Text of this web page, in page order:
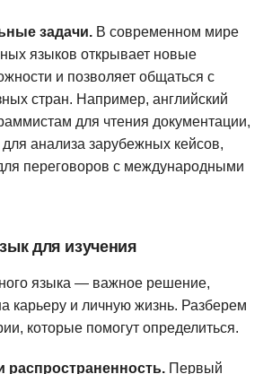
задачи. В современном мире
языков открывает новые
и позволяет общаться с
стран. Например, английский
для чтения документации,
анализа зарубежных кейсов,
переговоров с международными
для изучения
языка — важное решение,
карьеру и личную жизнь. Разберем
которые помогут определиться.
распространенность. Первый